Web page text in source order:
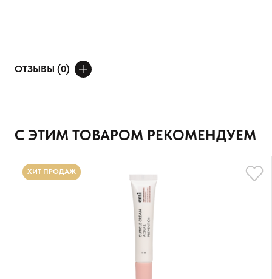
ОТЗЫВЫ (0)
ДОБАВИТЬ ОТЗЫВ
Ваше имя
Товар
Расскажите о впечатлениях
С ЭТИМ ТОВАРОМ РЕКОМЕНДУЕМ
ХИТ ПРОДАЖ